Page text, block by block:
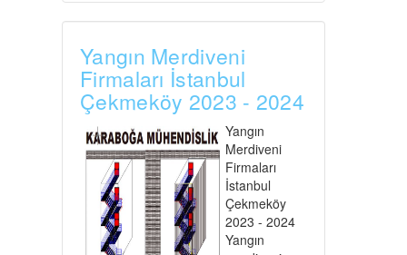
Yangın Merdiveni
Firmaları İstanbul
Çekmeköy 2023 - 2024
Yangın
Merdiveni
Firmaları
İstanbul
Çekmeköy
2023 - 2024
Yangın